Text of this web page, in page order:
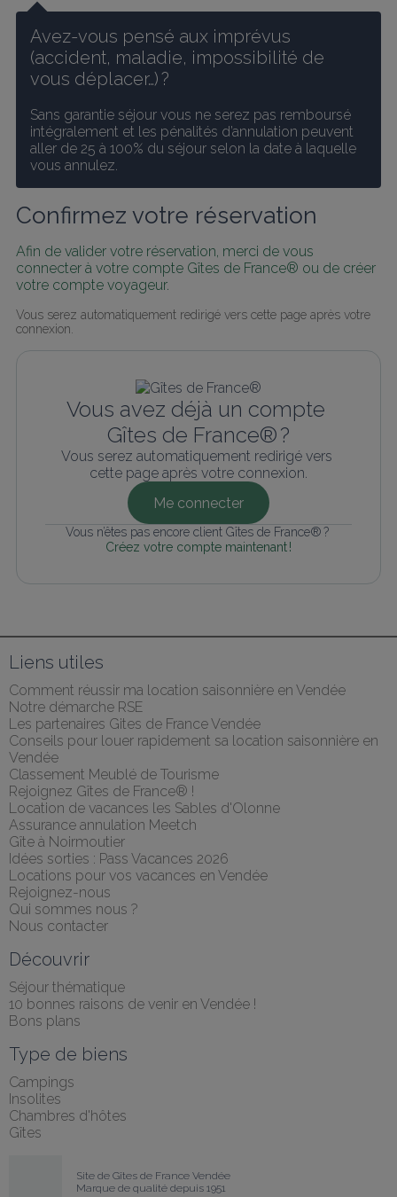
Avez-vous pensé aux imprévus
(accident, maladie, impossibilité de
vous déplacer…) ?
Sans garantie séjour vous ne serez pas remboursé
intégralement et les pénalités d’annulation peuvent
aller de 25 à 100% du séjour selon la date à laquelle
vous annulez.
Confirmez votre réservation
Afin de valider votre réservation, merci de vous
connecter à votre compte Gîtes de France® ou de créer
votre compte voyageur.
Vous serez automatiquement redirigé vers cette page après votre
connexion.
Vous avez déjà un compte
Gîtes de France® ?
Vous serez automatiquement redirigé vers
cette page après votre connexion.
Me connecter
Vous n’êtes pas encore client Gîtes de France® ?
Créez votre compte maintenant !
Liens utiles
Comment réussir ma location saisonnière en Vendée
Notre démarche RSE
Les partenaires Gites de France Vendée
Conseils pour louer rapidement sa location saisonnière en
Vendée
Classement Meublé de Tourisme
Rejoignez Gîtes de France® !
Location de vacances les Sables d'Olonne
Assurance annulation Meetch
Gîte à Noirmoutier
Idées sorties : Pass Vacances 2026
Locations pour vos vacances en Vendée
Rejoignez-nous
Qui sommes nous ?
Nous contacter
Découvrir
Séjour thématique
10 bonnes raisons de venir en Vendée !
Bons plans
Type de biens
Campings
Insolites
Chambres d'hôtes
Gîtes
Site de Gîtes de France Vendée
Marque de qualité depuis 1951